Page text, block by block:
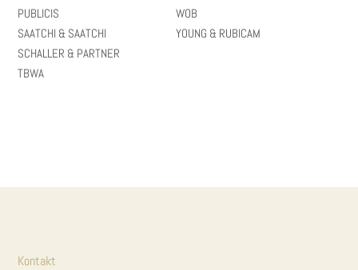
PUBLICIS
SAATCHI & SAATCHI
SCHALLER & PARTNER
TBWA
WOB
YOUNG & RUBICAM
Kontakt